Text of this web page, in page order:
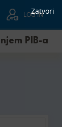
LOG IN
PIB-a
Zatvori